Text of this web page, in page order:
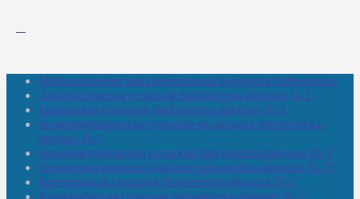
Межпоселенческая центральная районная библиотека
Амзибашевская сельская библиотека-филиал № 1
Бабаевская сельская библиотека-филиал № 2
Большекачаковская сельская модельная библиотека-
филиал № 7
Большекуразовская сельская библиотека-филиал № 3
Верхнетыхтемская сельская библиотека-филиал № 15
Калегинская сельская библиотека-филиал № 6